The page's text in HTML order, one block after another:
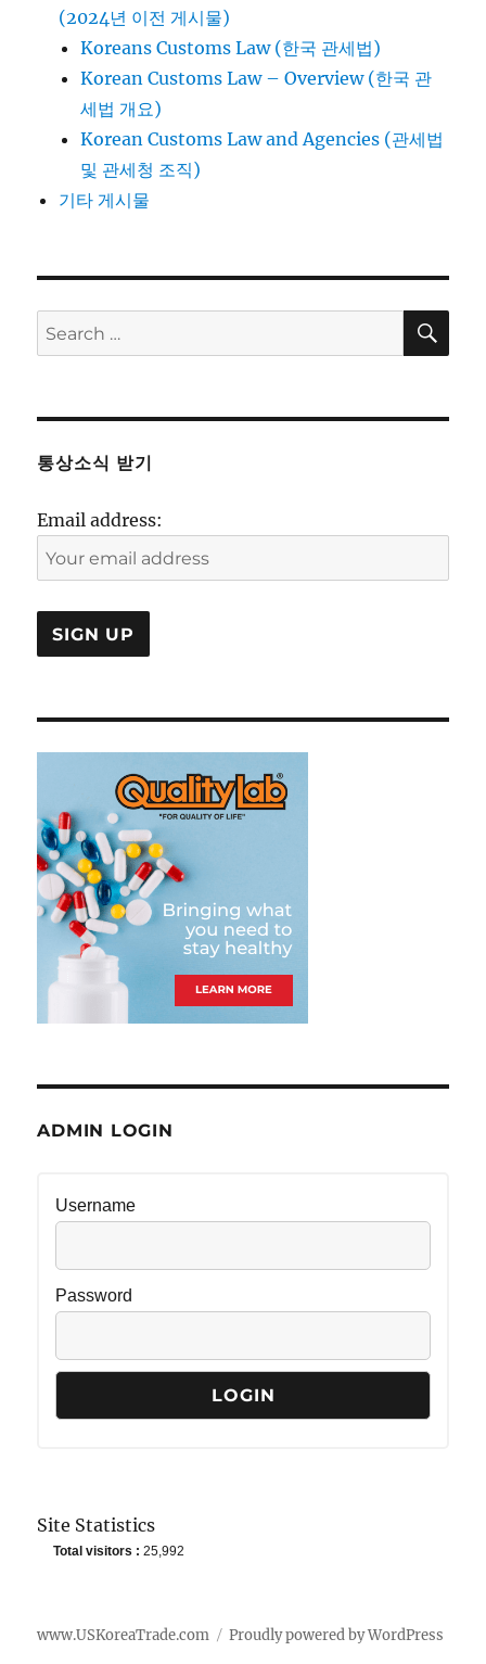
(2024년 이전 게시물)
Koreans Customs Law (한국 관세법)
Korean Customs Law – Overview (한국 관
세법 개요)
Korean Customs Law and Agencies (관세법
및 관세청 조직)
기타 게시물
Search
for:
통상소식 받기
Email address:
ADMIN LOGIN
Username
Password
Site Statistics
Total visitors :25,992
www.USKoreaTrade.com Proudly powered by WordPress